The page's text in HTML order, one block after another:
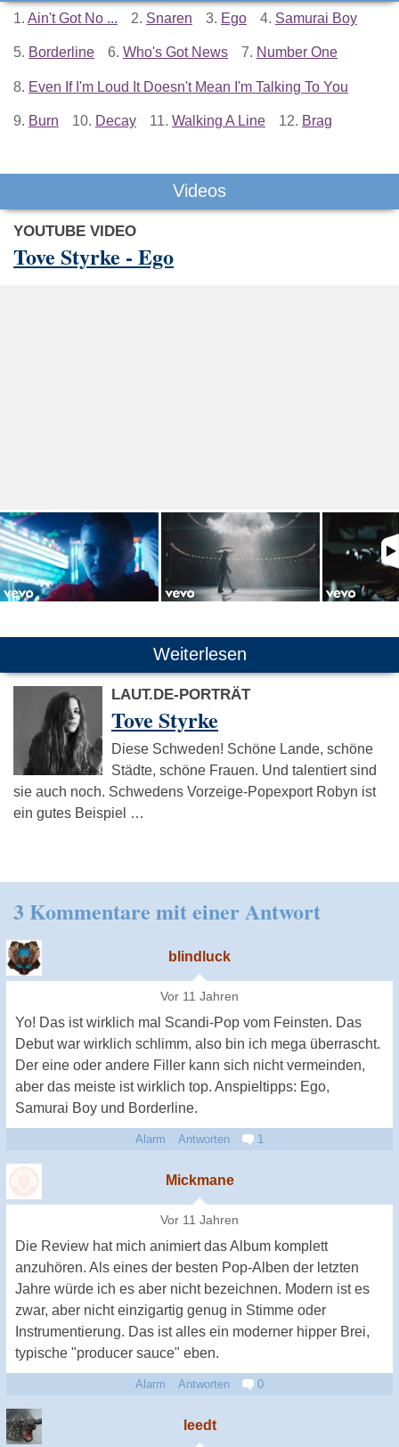
1. Ain't Got No ... 2. Snaren 3. Ego 4. Samurai Boy
5. Borderline 6. Who's Got News 7. Number One
8. Even If I'm Loud It Doesn't Mean I'm Talking To You
9. Burn 10. Decay 11. Walking A Line 12. Brag
Videos
YOUTUBE VIDEO
Tove Styrke - Ego
Weiterlesen
LAUT.DE-PORTRÄT
Tove Styrke
Diese Schweden! Schöne Lande, schöne
Städte, schöne Frauen. Und talentiert sind
sie auch noch. Schwedens Vorzeige-Popexport Robyn ist
ein gutes Beispiel …
3 Kommentare mit einer Antwort
blindluck
Vor 11 Jahren
Yo! Das ist wirklich mal Scandi-Pop vom Feinsten. Das
Debut war wirklich schlimm, also bin ich mega überrascht.
Der eine oder andere Filler kann sich nicht vermeinden,
aber das meiste ist wirklich top. Anspieltipps: Ego,
Samurai Boy und Borderline.
Alarm Antworten 1
Mickmane
Vor 11 Jahren
Die Review hat mich animiert das Album komplett
anzuhören. Als eines der besten Pop-Alben der letzten
Jahre würde ich es aber nicht bezeichnen. Modern ist es
zwar, aber nicht einzigartig genug in Stimme oder
Instrumentierung. Das ist alles ein moderner hipper Brei,
typische "producer sauce" eben.
Alarm Antworten 0
leedt